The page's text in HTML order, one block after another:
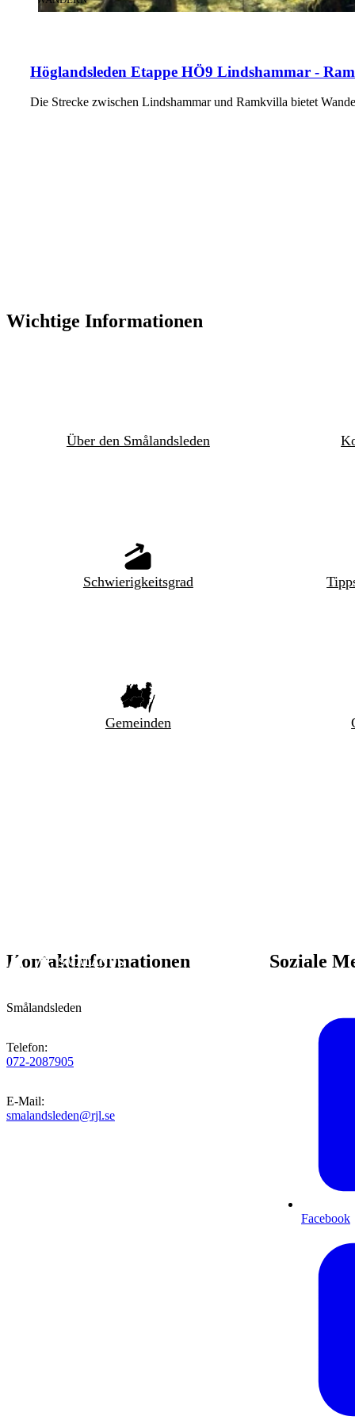
Höglandsleden Etappe HÖ9 Lindshammar -
Die Strecke zwischen Lindshammar und Ramkvilla bietet
Wichtige Informationen
Über den Smålandsleden
Schwierigkeitsgrad
Gemeinden
Kontaktinformationen
Smålandsleden
Telefon:
072-2087905
E-Mail:
smalandsleden@rjl.se
Soziale
Facebook